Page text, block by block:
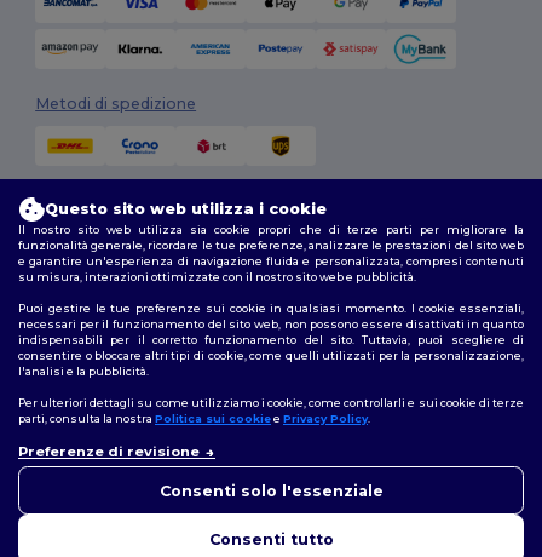
Metodi di spedizione
2026. Tutti i diritti riservati
Termini e Condizioni|Politica di personalizzazione|Informativa sulla
privacy |Politica sui cookie| Site Map
Seguici
Roma|Milano|Napoli|Torino|Palermo|Genova|Bologna|Firenze
Questo sito web utilizza i cookie
Il nostro sito web utilizza sia cookie propri che di terze parti per migliorare la
funzionalità generale, ricordare le tue preferenze, analizzare le prestazioni del sito web
e garantire un'esperienza di navigazione fluida e personalizzata, compresi contenuti
su misura, interazioni ottimizzate con il nostro sito web e pubblicità.
Puoi gestire le tue preferenze sui cookie in qualsiasi momento. I cookie essenziali,
necessari per il funzionamento del sito web, non possono essere disattivati in quanto
indispensabili per il corretto funzionamento del sito. Tuttavia, puoi scegliere di
consentire o bloccare altri tipi di cookie, come quelli utilizzati per la personalizzazione,
l'analisi e la pubblicità.
Per ulteriori dettagli su come utilizziamo i cookie, come controllarli e sui cookie di terze
parti, consulta la nostra Politica sui cookiee Privacy Policy.
Preferenze di revisione
Consenti solo l'essenziale
Consenti tutto
puoi contattarci in qualsiasi
qui per aiutarti.